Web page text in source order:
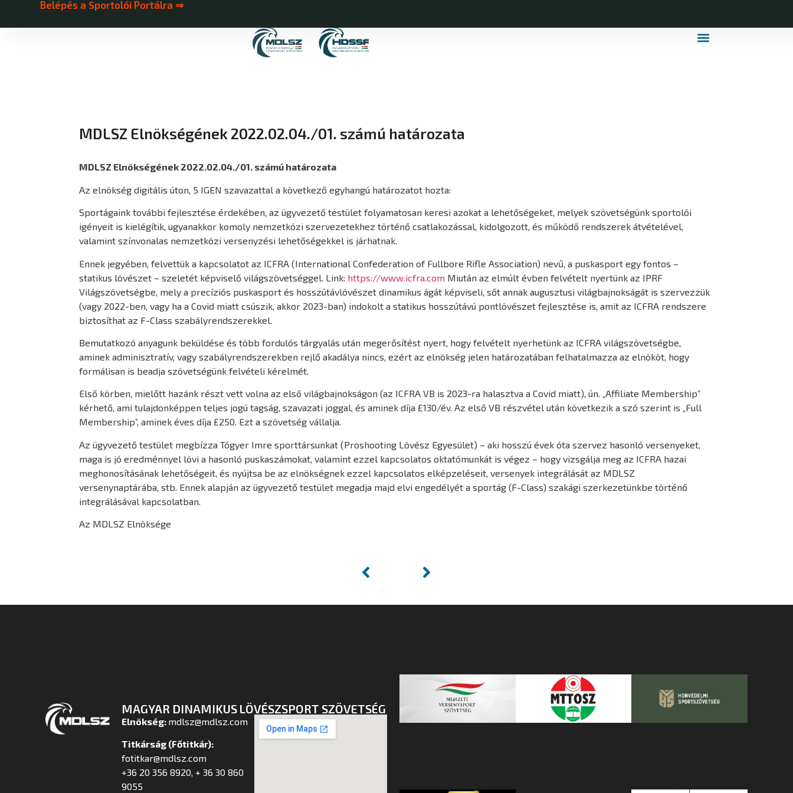
Belépés a Sportolói Portálra ⇒
MDLSZ Elnökségének 2022.02.04./01. számú határozata
MDLSZ Elnökségének 2022.02.04./01. számú határozata
Az elnökség digitális úton, 5 IGEN szavazattal a következő egyhangú határozatot hozta:
Sportágaink további fejlesztése érdekében, az ügyvezető testület folyamatosan keresi azokat a lehetőségeket, melyek szövetségünk sportolói
igényeit is kielégítik, ugyanakkor komoly nemzetközi szervezetekhez történő csatlakozással, kidolgozott, és működő rendszerek átvételével,
valamint színvonalas nemzetközi versenyzési lehetőségekkel is járhatnak.
Ennek jegyében, felvettük a kapcsolatot az ICFRA (International Confederation of Fullbore Rifle Association) nevű, a puskasport egy fontos –
statikus lövészet – szeletét képviselő világszövetséggel. Link: https://www.icfra.com Miután az elmúlt évben felvételt nyertünk az IPRF
Világszövetségbe, mely a precíziós puskasport és hosszútávlövészet dinamikus ágát képviseli, sőt annak augusztusi világbajnokságát is szervezzük
(vagy 2022-ben, vagy ha a Covid miatt csúszik, akkor 2023-ban) indokolt a statikus hosszútávú pontlövészet fejlesztése is, amit az ICFRA rendszere
biztosíthat az F-Class szabályrendszerekkel.
Bemutatkozó anyagunk beküldése és több fordulós tárgyalás után megerősítést nyert, hogy felvételt nyerhetünk az ICFRA világszövetségbe,
aminek adminisztratív, vagy szabályrendszerekben rejlő akadálya nincs, ezért az elnökség jelen határozatában felhatalmazza az elnököt, hogy
formálisan is beadja szövetségünk felvételi kérelmét.
Első körben, mielőtt hazánk részt vett volna az első világbajnokságon (az ICFRA VB is 2023-ra halasztva a Covid miatt), ún. „Affiliate Membership”
kérhető, ami tulajdonképpen teljes jogú tagság, szavazati joggal, és aminek díja £130/év. Az első VB részvétel után következik a szó szerint is „Full
Membership”, aminek éves díja £250. Ezt a szövetség vállalja.
Az ügyvezető testület megbízza Tógyer Imre sporttársunkat (Proshooting Lövész Egyesület) – aki hosszú évek óta szervez hasonló versenyeket,
maga is jó eredménnyel lövi a hasonló puskaszámokat, valamint ezzel kapcsolatos oktatómunkát is végez – hogy vizsgálja meg az ICFRA hazai
meghonosításának lehetőségeit, és nyújtsa be az elnökségnek ezzel kapcsolatos elképzeléseit, versenyek integrálását az MDLSZ
versenynaptárába, stb. Ennek alapján az ügyvezető testület megadja majd elvi engedélyét a sportág (F-Class) szakági szerkezetünkbe történő
integrálásával kapcsolatban.
Az MDLSZ Elnöksége
MAGYAR DINAMIKUS LÖVÉSZSPORT SZÖVETSÉG
Elnökség: mdlsz@mdlsz.com
Titkárság (Főtitkár):
fotitkar@mdlsz.com
+36 20 356 8920, + 36 30 860
9055